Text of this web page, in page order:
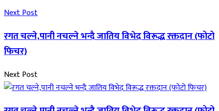
Next Post
रगत चल्ने,पानी नचल्ने भन्दै जातिय विभेद विरूद्ध रक्तदान (फोटो
फिचर)
Next Post